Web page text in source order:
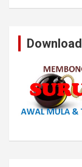
Download